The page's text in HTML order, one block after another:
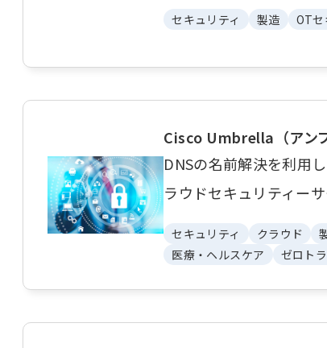
セキュリティ 製造 OTセ
Cisco Umbrella（アン
DNSの名前解決を利用
ラウドセキュリティー
セキュリティ クラウド
医療・ヘルスケア
ゼロト